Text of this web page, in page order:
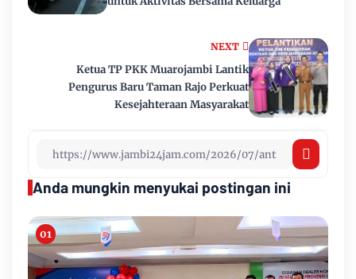
NEXT
Ketua TP PKK Muarojambi Lantik
Pengurus Baru Taman Rajo Perkuat
Kesejahteraan Masyarakat
Anda mungkin menyukai postingan ini